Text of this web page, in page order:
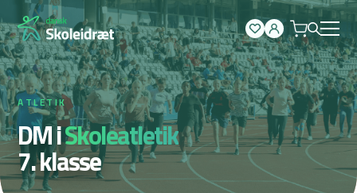
Spring
til
indhold
ATLETIK
DM iSkoleatletik
7. klasse